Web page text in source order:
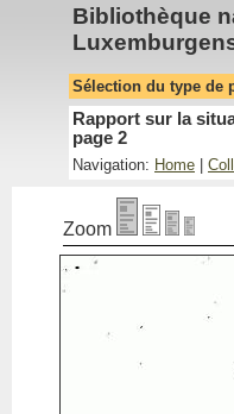
Bibliothèque
Sélection du type de
Rapport sur la
page 2
Navigation: Home
Zoom